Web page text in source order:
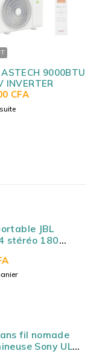
9000BTU
INVERTER
CFA
JBL
stéréo 180
5.3 -
- Etanche
AUX
fil nomade
Sony ULT